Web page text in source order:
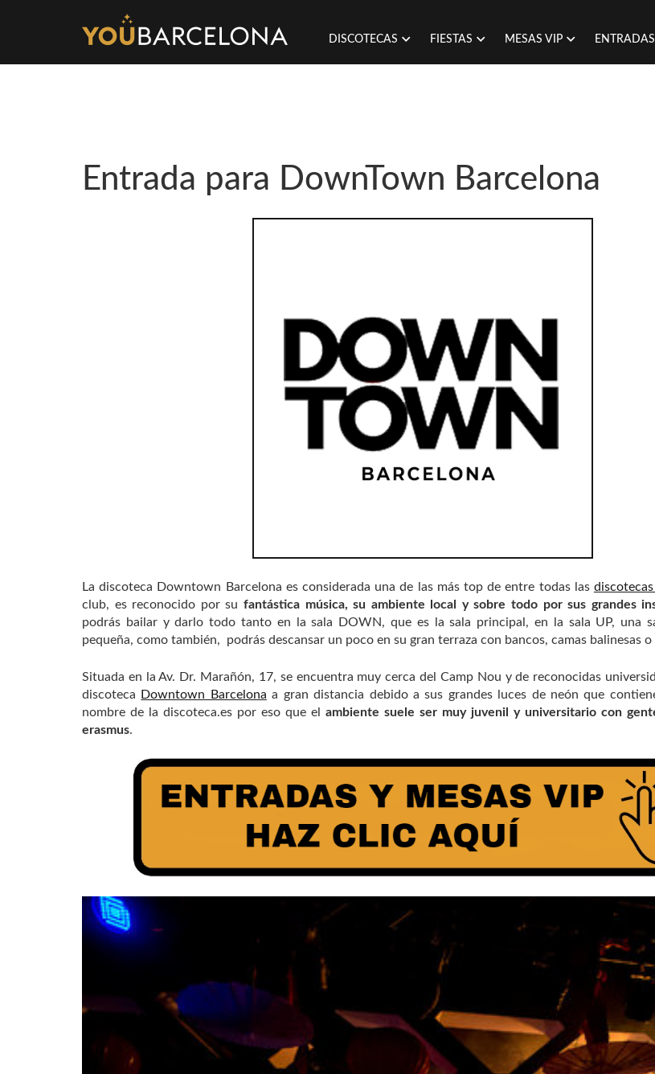
DISCOTECAS FIESTAS MESAS VIP ENTRADAS
Entrada para DownTown Barcelona
La discoteca Downtown Barcelona es considerada una de las más top de entre todas las
club, es reconocido por su fantástica música, su ambiente local y sobre todo por sus grandes
podrás bailar y darlo todo tanto en la sala DOWN, que es la sala principal, en la sala UP, una
pequeña, como también, podrás descansar un poco en su gran terraza con bancos, camas balinesas o
Situada en la Av. Dr. Marañón, 17, se encuentra muy cerca del Camp Nou y de reconocidas
discoteca
Downtown Barcelona a gran distancia debido a sus grandes luces de neón que
nombre de la discoteca.es por eso que elambiente suele ser muy juvenil y universitario con
erasmus.